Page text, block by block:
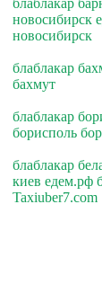
новосибирск
новосибирск
блаблакар
бахмут
блаблакар
борисполь
блаблакар
киев едем.рф
Taxiuber7.com